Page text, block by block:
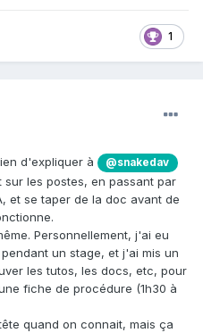
1
d'expliquer à @snakedav
les postes, en passant par
et se taper de la doc avant de
Personnellement, j'ai eu
un stage, et j'ai mis un
les tutos, les docs, etc, pour
fiche de procédure (1h30 à
quand on connait, mais ça